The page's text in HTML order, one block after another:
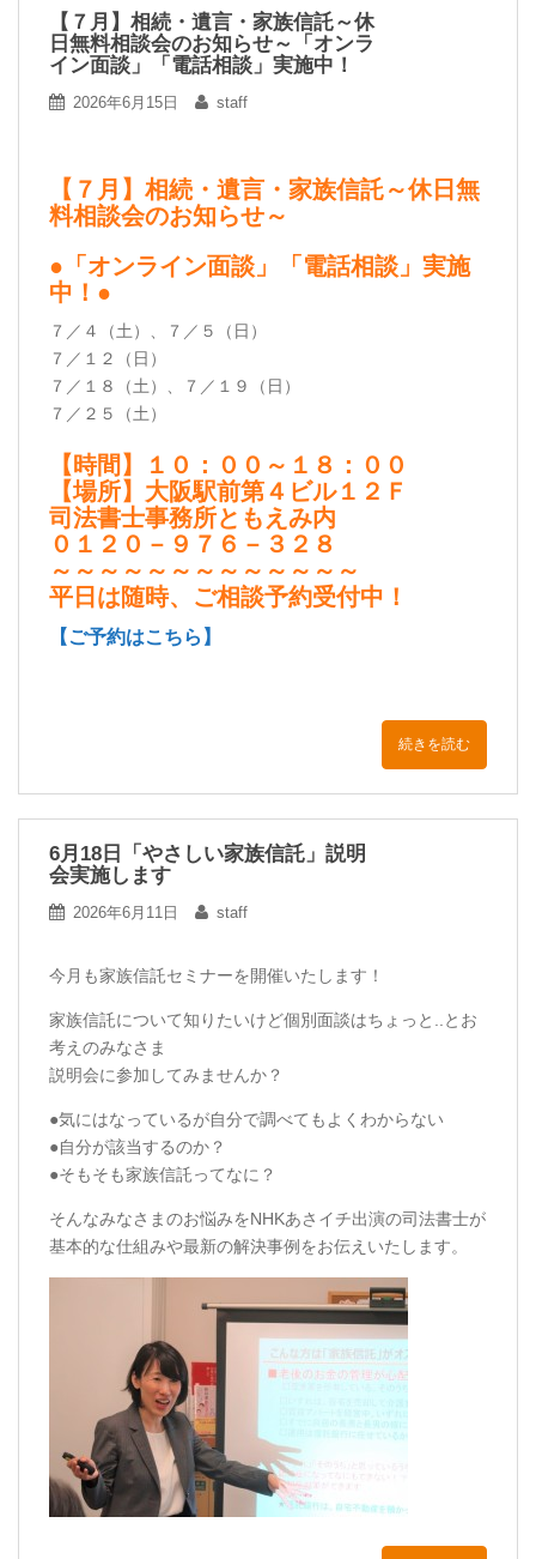
【７月】相続・遺言・家族信託～休
日無料相談会のお知らせ～「オンラ
イン面談」「電話相談」実施中！
2026年6月15日 staff
【７月】相続・遺言・家族信託～休日無
料相談会のお知らせ～
●「オンライン面談」「電話相談」実施
中！●
７／４（土）、７／５（日）
７／１２（日）
７／１８（土）、７／１９（日）
７／２５（土）
【時間】１０：００～１８：００
【場所】大阪駅前第４ビル１２Ｆ
司法書士事務所ともえみ内
０１２０－９７６－３２８
～～～～～～～～～～～～～
平日は随時、ご相談予約受付中！
【ご予約はこちら】
続きを読む
6月18日「やさしい家族信託」説明
会実施します
2026年6月11日 staff
今月も家族信託セミナーを開催いたします！
家族信託について知りたいけど個別面談はちょっと..とお
考えのみなさま
説明会に参加してみませんか？
●気にはなっているが自分で調べてもよくわからない
●自分が該当するのか？
●そもそも家族信託ってなに？
そんなみなさまのお悩みをNHKあさイチ出演の司法書士が
基本的な仕組みや最新の解決事例をお伝えいたします。